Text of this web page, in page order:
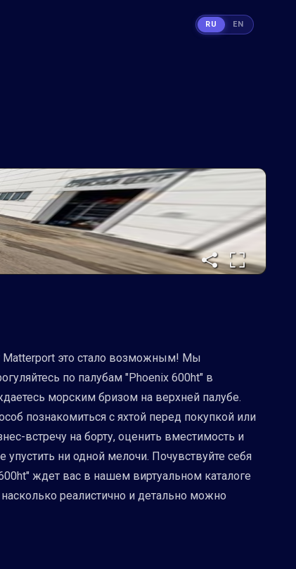
Matterport это стало возможным! Мы
по палубам "Phoenix 600ht" в
морским бризом на верхней палубе.
познакомиться с яхтой перед покупкой или
встречу на борту, оценить вместимость и
ни одной мелочи. Почувствуйте себя
ждет вас в нашем виртуальном каталоге
реалистично и детально можно
RU EN